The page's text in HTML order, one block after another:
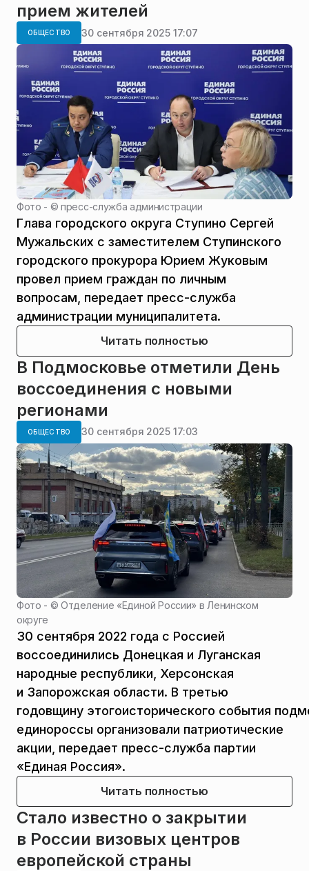
прием жителей
ОБЩЕСТВО 30 сентября 2025 17:07
Фото - ©пресс-служба администрации
Глава городского округа Ступино Сергей
Мужальских с заместителем Ступинского
городского прокурора Юрием Жуковым
провел прием граждан по личным
вопросам, передает пресс-служба
администрации муниципалитета.
Читать полностью
В Подмосковье отметили День
воссоединения с новыми
регионами
ОБЩЕСТВО 30 сентября 2025 17:03
Фото - ©Отделение «Единой России» в Ленинском
округе
30 сентября 2022 года с Россией
воссоединились Донецкая и Луганская
народные республики, Херсонская
и Запорожская области. В третью
годовщину этогоисторического события
единороссы организовали патриотические
акции, передает пресс-служба партии
«Единая Россия».
Читать полностью
Стало известно о закрытии
в России визовых центров
европейской страны